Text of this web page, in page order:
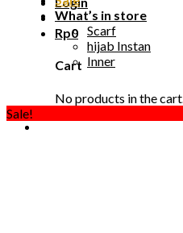
Rp0
Cart
No products in the cart.
What’s in store
Scarf
hijab Instan
Inner
Sale!